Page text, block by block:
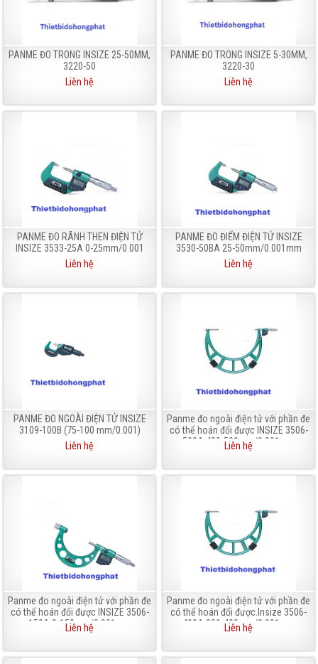
PANME ĐO TRONG INSIZE 25-50MM,
3220-50
Liên hệ
PANME ĐO TRONG INSIZE 5-30MM,
3220-30
Liên hệ
PANME ĐO RÃNH THEN ĐIỆN TỬ
INSIZE 3533-25A 0-25mm/0.001
Liên hệ
PANME ĐO ĐIỂM ĐIỆN TỬ INSIZE
3530-50BA 25-50mm/0.001mm
Liên hệ
PANME ĐO NGOÀI ĐIỆN TỬ INSIZE
3109-100B (75-100 mm/0.001)
Liên hệ
Panme đo ngoài điện tử với phần đe
có thể hoán đổi được INSIZE 3506-
500A 400-500mm/0.001mm
Liên hệ
Panme đo ngoài điện tử với phần đe
có thể hoán đổi được INSIZE 3506-
150A 0-150mm/0.001mm
Liên hệ
Panme đo ngoài điện tử với phần đe
có thể hoán đổi được.Insize 3506-
400A 300-400mm/0.001mm
Liên hệ